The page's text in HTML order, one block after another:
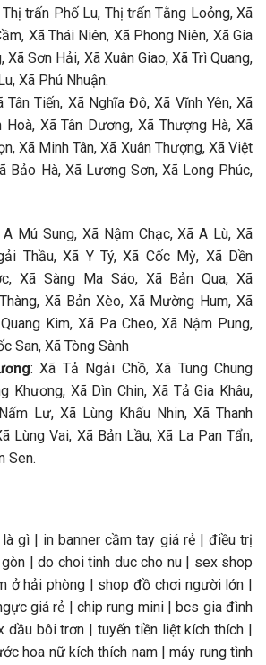
Thị trấn Phố Lu, Thị trấn Tằng Loỏng, Xã
Xã Thái Niên, Xã Phong Niên, Xã Gia
Xã Sơn Hải, Xã Xuân Giao, Xã Trì Quang,
Xã Phú Nhuận.
Tân Tiến, Xã Nghĩa Đô, Xã Vĩnh Yên, Xã
Hoà, Xã Tân Dương, Xã Thượng Hà, Xã
Xã Minh Tân, Xã Xuân Thượng, Xã Việt
Bảo Hà, Xã Lương Sơn, Xã Long Phúc,
A Mú Sung, Xã Nậm Chạc, Xã A Lù, Xã
Thầu, Xã Y Tý, Xã Cốc Mỳ, Xã Dền
Xã Sàng Ma Sáo, Xã Bản Qua, Xã
Xã Bản Xèo, Xã Mường Hum, Xã
Kim, Xã Pa Cheo, Xã Nậm Pung,
San, Xã Tòng Sành
: Xã Tả Ngải Chồ, Xã Tung Chung
Khương, Xã Dìn Chin, Xã Tả Gia Khâu,
Lư, Xã Lùng Khấu Nhin, Xã Thanh
Lùng Vai, Xã Bản Lầu, Xã La Pan Tẩn,
Sen.
gì | in banner cầm tay giá rẻ | điều trị
| do choi tinh duc cho nu | sex shop
ở hải phòng | shop đồ chơi người lớn |
giá rẻ | chip rung mini | bcs gia đình
dầu bôi trơn | tuyến tiền liệt kích thích |
hoa nữ kích thích nam | máy rung tình